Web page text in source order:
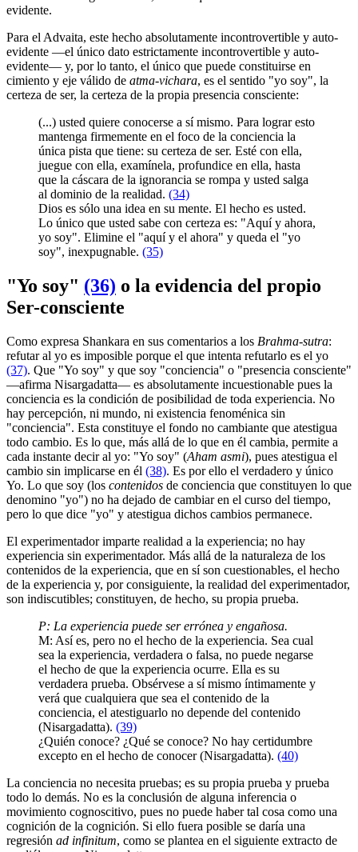
evidente.
Para el Advaita, este hecho absolutamente incontrovertible y auto-
evidente ―el único dato estrictamente incontrovertible y auto-
evidente― y, por lo tanto, el único que puede constituirse en
cimiento y eje válido de atma-vichara, es el sentido "yo soy", la
certeza de ser, la certeza de la propia presencia consciente:
(...) usted quiere conocerse a sí mismo. Para lograr esto
mantenga firmemente en el foco de la conciencia la
única pista que tiene: su certeza de ser. Esté con ella,
juegue con ella, examínela, profundice en ella, hasta
que la cáscara de la ignorancia se rompa y usted salga
al dominio de la realidad. (34)
Dios es sólo una idea en su mente. El hecho es usted.
Lo único que usted sabe con certeza es: "Aquí y ahora,
yo soy". Elimine el "aquí y el ahora" y queda el "yo
soy", inexpugnable. (35)
"Yo soy" (36) o la evidencia del propio
Ser-consciente
Como expresa Shankara en sus comentarios a los Brahma-sutra:
refutar al yo es imposible porque el que intenta refutarlo es el yo
(37). Que "Yo soy" y que soy "conciencia" o "presencia consciente"
―afirma Nisargadatta― es absolutamente incuestionable pues la
conciencia es la condición de posibilidad de toda experiencia. No
hay percepción, ni mundo, ni existencia fenoménica sin
"conciencia". Esta constituye el fondo no cambiante que atestigua
todo cambio. Es lo que, más allá de lo que en él cambia, permite a
cada instante decir al yo: "Yo soy" (Aham asmi), pues atestigua el
cambio sin implicarse en él (38). Es por ello el verdadero y único
Yo. Lo que soy (los contenidos de conciencia que constituyen lo que
denomino "yo") no ha dejado de cambiar en el curso del tiempo,
pero lo que dice "yo" y atestigua dichos cambios permanece.
El experimentador imparte realidad a la experiencia; no hay
experiencia sin experimentador. Más allá de la naturaleza de los
contenidos de la experiencia, que en sí son cuestionables, el hecho
de la experiencia y, por consiguiente, la realidad del experimentador,
son indiscutibles; constituyen, de hecho, su propia prueba.
P: La experiencia puede ser errónea y engañosa.
M: Así es, pero no el hecho de la experiencia. Sea cual
sea la experiencia, verdadera o falsa, no puede negarse
el hecho de que la experiencia ocurre. Ella es su
verdadera prueba. Obsérvese a sí mismo íntimamente y
verá que cualquiera que sea el contenido de la
conciencia, el atestiguarlo no depende del contenido
(Nisargadatta). (39)
¿Quién conoce? ¿Qué se conoce? No hay certidumbre
excepto en el hecho de conocer (Nisargadatta). (40)
La conciencia no necesita pruebas; es su propia prueba y prueba
todo lo demás. No es la conclusión de alguna inferencia o
movimiento cognoscitivo, pues no puede haber tal cosa como una
cognición de la cognición. Si ello fuera posible se daría una
regresión ad infinitum, como se plantea en el siguiente extracto de